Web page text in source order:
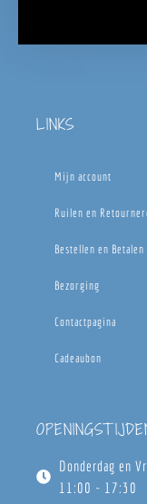
LINKS
Mijn account
Ruilen en
Bestellen en Betalen
Bezorging
Contactpagina
Cadeaubon
Donderdag en
11:00 - 17:30